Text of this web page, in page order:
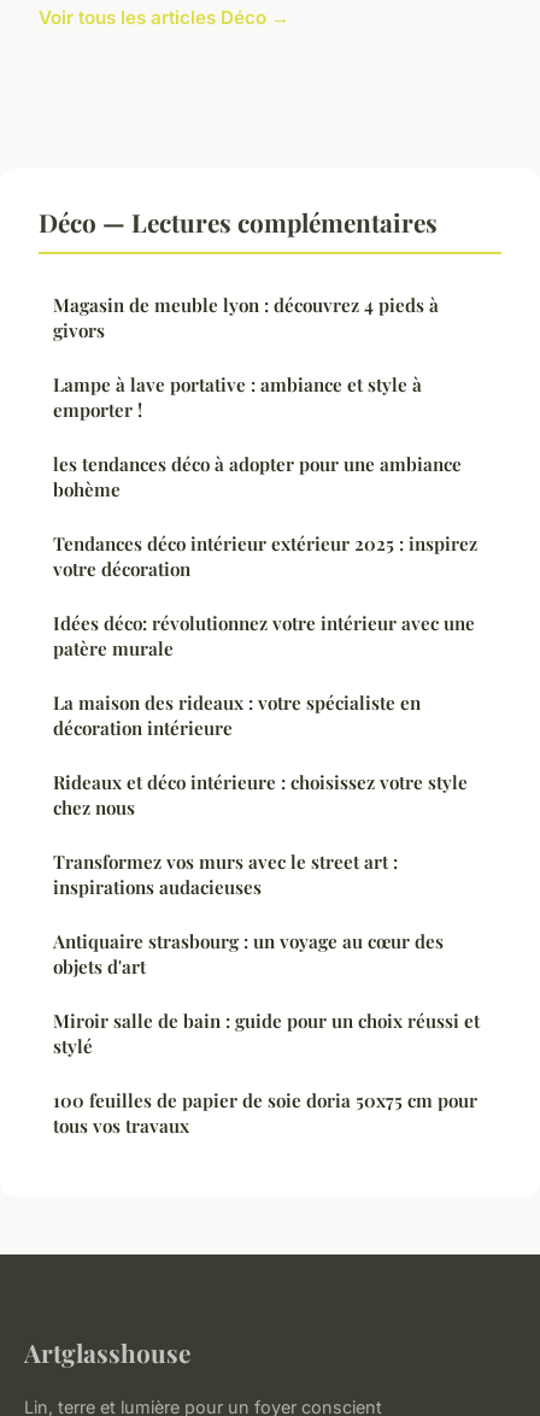
Voir tous les articles Déco →
Déco — Lectures complémentaires
Magasin de meuble lyon : découvrez 4 pieds à
givors
Lampe à lave portative : ambiance et style à
emporter !
les tendances déco à adopter pour une ambiance
bohème
Tendances déco intérieur extérieur 2025 : inspirez
votre décoration
Idées déco: révolutionnez votre intérieur avec une
patère murale
La maison des rideaux : votre spécialiste en
décoration intérieure
Rideaux et déco intérieure : choisissez votre style
chez nous
Transformez vos murs avec le street art :
inspirations audacieuses
Antiquaire strasbourg : un voyage au cœur des
objets d'art
Miroir salle de bain : guide pour un choix réussi et
stylé
100 feuilles de papier de soie doria 50x75 cm pour
tous vos travaux
Artglasshouse
Lin, terre et lumière pour un foyer conscient